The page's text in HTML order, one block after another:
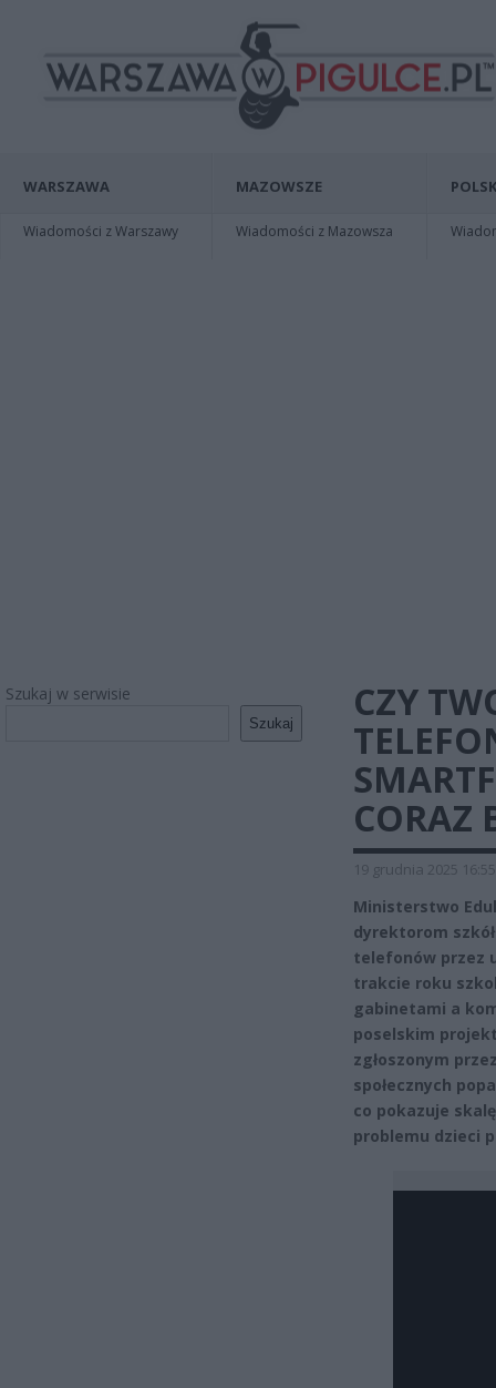
WARSZAWA
Wiadomości z Warszawy
MAZOWSZE
Wiadomości z Mazowsza
Szukaj w serwisie
Szukaj
CZY
CORAZ
19 grudnia 2025 16:55
Ministerstwo
dyrektorom
telefonów przez
trakcie roku
gabinetami a
poselskim
zgłoszonym
społecznych
co pokazuje
problemu dzieci